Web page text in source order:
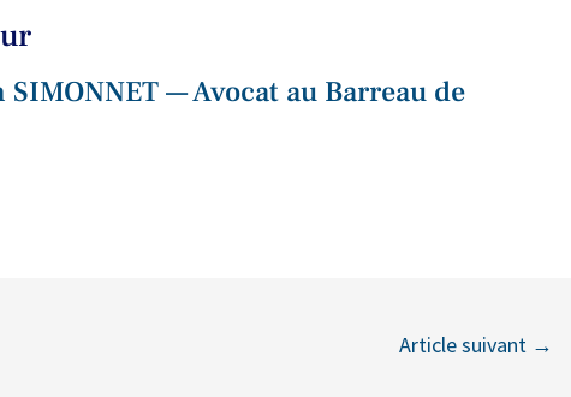
— Avocat au Barreau de
Article suivant →